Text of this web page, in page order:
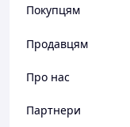
Покупцям
Продавцям
Про нас
Партнери